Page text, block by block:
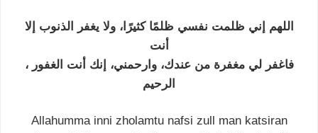
اللهم إني ظلمت نفسي ظلمًا كثيرًا، ولا يغفر الذنوب إلا
أنت
، فاغفر لي مغفرة من عندك، وارحمني، إنك أنت الغفور
الرحيم
Allahumma inni zholamtu nafsi zull man katsiran